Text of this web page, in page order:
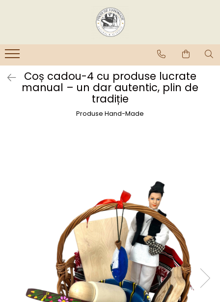
Coș cadou-4 cu produse lucrate
manual – un dar autentic, plin de
tradiție
Produse Hand-Made